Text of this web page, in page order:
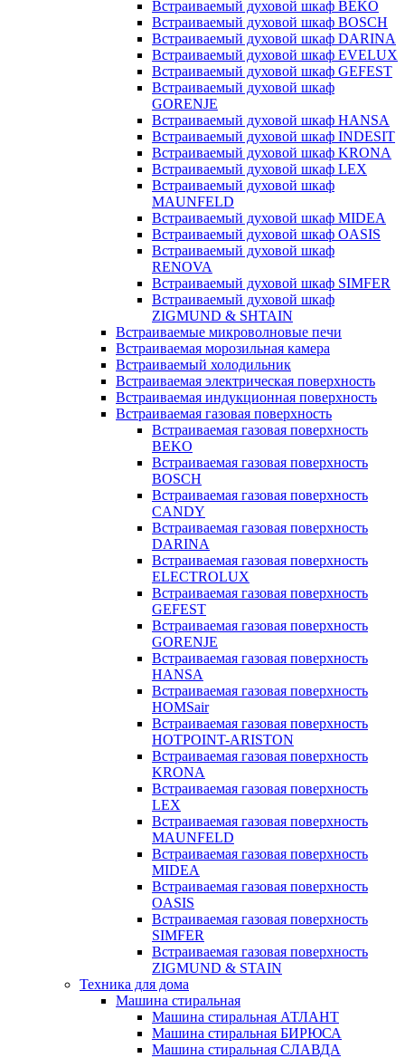
Встраиваемый духовой шкаф BEKO
Встраиваемый духовой шкаф BOSCH
Встраиваемый духовой шкаф DARINA
Встраиваемый духовой шкаф EVELUX
Встраиваемый духовой шкаф GEFEST
Встраиваемый духовой шкаф
GORENJE
Встраиваемый духовой шкаф HANSA
Встраиваемый духовой шкаф INDESIT
Встраиваемый духовой шкаф KRONA
Встраиваемый духовой шкаф LEX
Встраиваемый духовой шкаф
MAUNFELD
Встраиваемый духовой шкаф MIDEA
Встраиваемый духовой шкаф OASIS
Встраиваемый духовой шкаф
RENOVA
Встраиваемый духовой шкаф SIMFER
Встраиваемый духовой шкаф
ZIGMUND & SHTAIN
Встраиваемые микроволновые печи
Встраиваемая морозильная камера
Встраиваемый холодильник
Встраиваемая электрическая поверхность
Встраиваемая индукционная поверхность
Встраиваемая газовая поверхность
Встраиваемая газовая поверхность
BEKO
Встраиваемая газовая поверхность
BOSCH
Встраиваемая газовая поверхность
CANDY
Встраиваемая газовая поверхность
DARINA
Встраиваемая газовая поверхность
ELECTROLUX
Встраиваемая газовая поверхность
GEFEST
Встраиваемая газовая поверхность
GORENJE
Встраиваемая газовая поверхность
HANSA
Встраиваемая газовая поверхность
HOMSair
Встраиваемая газовая поверхность
HOTPOINT-ARISTON
Встраиваемая газовая поверхность
KRONA
Встраиваемая газовая поверхность
LEX
Встраиваемая газовая поверхность
MAUNFELD
Встраиваемая газовая поверхность
MIDEA
Встраиваемая газовая поверхность
OASIS
Встраиваемая газовая поверхность
SIMFER
Встраиваемая газовая поверхность
ZIGMUND & STAIN
Техника для дома
Машина стиральная
Машина стиральная АТЛАНТ
Машина стиральная БИРЮСА
Машина стиральная СЛАВДА